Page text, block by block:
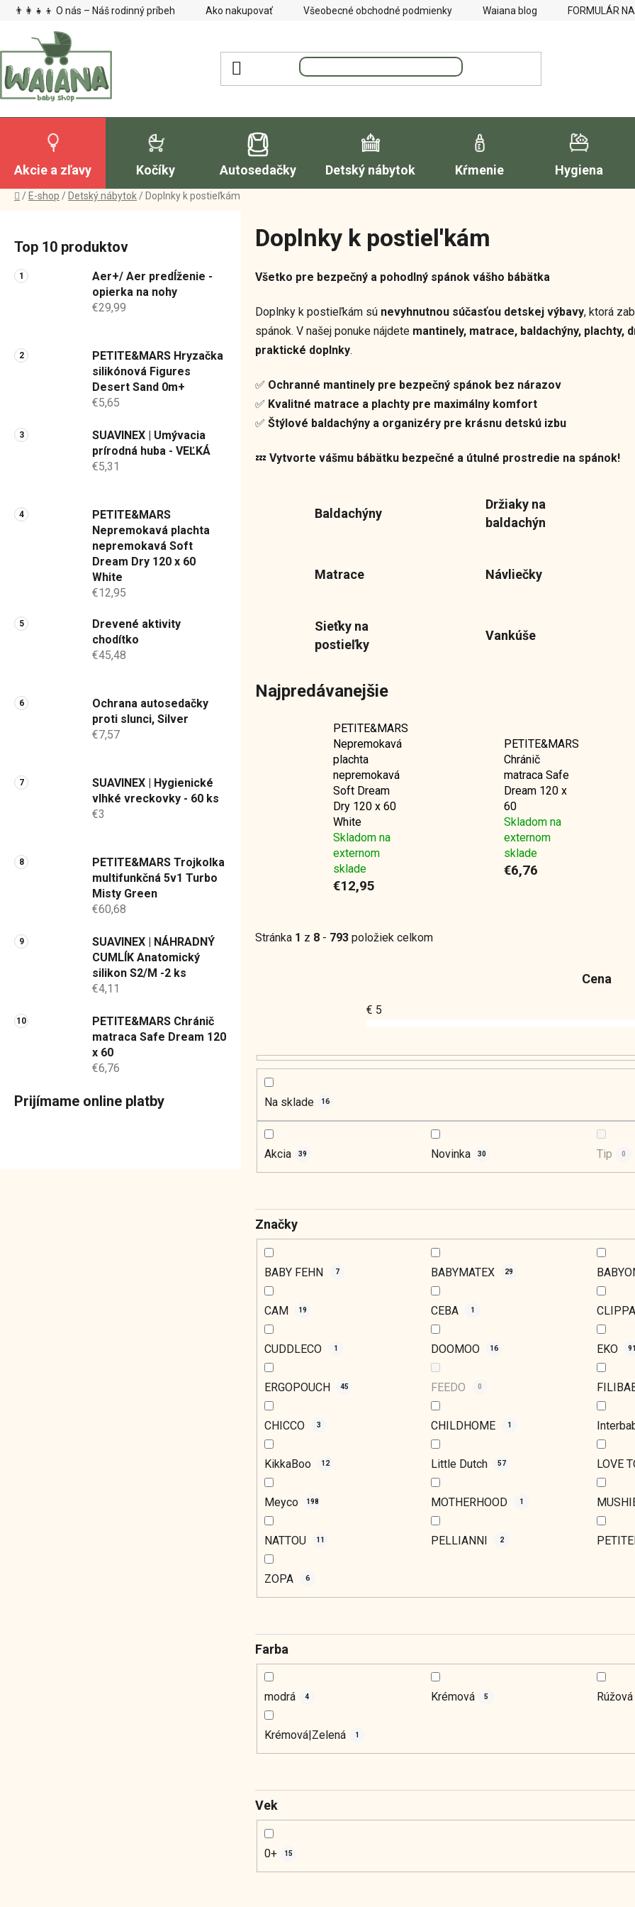
Prejsť👨‍👩‍👧‍👦 O nás – Náš rodinný príbeh Ako nakupovať Všeobecné obchodné podmienky Waiana blog FORMULÁR
Akcie a zľavy Kočíky Autosedačky Detský nábytok Kŕmenie Hygiena
Domov
/ E-shop / Detský nábytok / Doplnky k postieľkám
Top 10 produktov
Aer+/ Aer predĺženie -
opierka na nohy
€29,99
PETITE&MARS Hryzačka
silikónová Figures
Desert Sand 0m+
€5,65
SUAVINEX | Umývacia
prírodná huba - VEĽKÁ
€5,31
PETITE&MARS
Nepremokavá plachta
nepremokavá Soft
Dream Dry 120 x 60
White
€12,95
Drevené aktivity
chodítko
€45,48
Ochrana autosedačky
proti slunci, Silver
€7,57
SUAVINEX | Hygienické
vlhké vreckovky - 60 ks
€3
PETITE&MARS Trojkolka
multifunkčná 5v1 Turbo
Misty Green
€60,68
SUAVINEX | NÁHRADNÝ
CUMLÍK Anatomický
silikon S2/M -2 ks
€4,11
PETITE&MARS Chránič
matraca Safe Dream 120
x 60
€6,76
Prijímame online platby
Doplnky k postiel'kám
Všetko pre bezpečný a pohodlný spánok vášho bábätka
Doplnky k postieľkám sú nevyhnutnou súčasťou detskej výbavy, ktorá
spánok. V našej ponuke nájdete mantinely, matrace, baldachýny,
praktické doplnky.
✅ Ochranné mantinely pre bezpečný spánok bez nárazov
✅ Kvalitné matrace a plachty pre maximálny komfort
✅ Štýlové baldachýny a organizéry pre krásnu detskú izbu
💤 Vytvorte vášmu bábätku bezpečné a útulné prostredie na spánok!
Baldachýny
Držiaky na
baldachýn
Matrace Návliečky
Sieťky na
postieľky
Vankúše
Najpredávanejšie
PETITE&MARS
Nepremokavá
plachta
nepremokavá
Soft Dream
Dry 120 x 60
White
Skladom na
externom
sklade
€12,95
PETITE&MARS
Chránič
matraca Safe
Dream 120 x
60
Skladom na
externom
sklade
€6,76
Stránka 1 z 8 - 793 položiek celkom
Cena
€ 5
Na sklade 16
Akcia 39 Novinka 30 Tip 0
Značky
BABY FEHN 7 BABYMATEX 29
CAM 19 CEBA 1
CUDDLECO 1 DOOMOO 16 EKO 91
ERGOPOUCH 45 FEEDO 0
CHICCO 3 CHILDHOME 1
KikkaBoo 12 Little Dutch 57 LOVE
Meyco 198 MOTHERHOOD 1
NATTOU 11 PELLIANNI 2
ZOPA 6
Farba
modrá 4 Krémová 5 Rúžová
Krémová|Zelená 1
Vek
0+ 15